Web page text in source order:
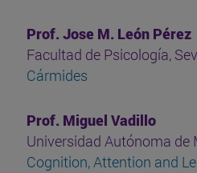
Prof. Jose M. León Pérez
Facultad de Psicología,
Cármides
Prof. Miguel Vadillo
Universidad Autónoma de
Cognition, Attention and